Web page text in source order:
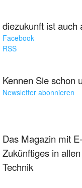
diezukunft ist auch
Facebook
RSS
Kennen Sie schon
Newsletter abonnieren
Das Magazin mit
Zukünftiges in
Technik